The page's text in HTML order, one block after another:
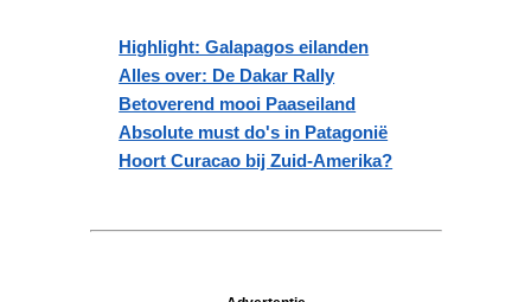
Highlight: Galapagos eilanden
Alles over: De Dakar Rally
Betoverend mooi Paaseiland
Absolute must do's in Patagonië
Hoort Curacao bij Zuid-Amerika?